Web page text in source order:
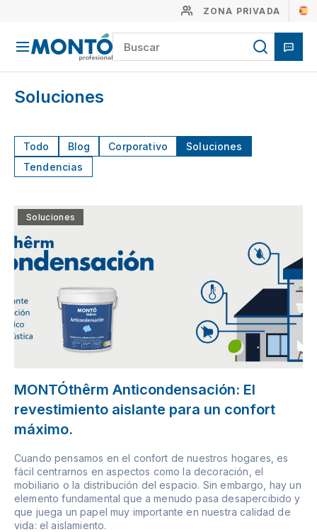
ZONA PRIVADA
Soluciones
Todo Blog Corporativo
Soluciones
Tendencias
Soluciones
MONTÓthêrm Anticondensación: El
revestimiento aislante para un confort
máximo.
Cuando pensamos en el confort de nuestros hogares, es
fácil centrarnos en aspectos como la decoración, el
mobiliario o la distribución del espacio. Sin embargo, hay un
elemento fundamental que a menudo pasa desapercibido y
que juega un papel muy importante en nuestra calidad de
vida: el aislamiento.